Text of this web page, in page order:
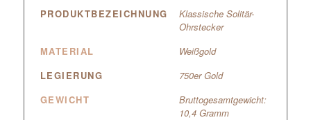
PRODUKTBEZEICHNUNG
Klassische Solitär-
Ohrstecker
MATERIAL
Weißgold
LEGIERUNG
750er Gold
GEWICHT
Bruttogesamtgewicht:
10,4 Gramm